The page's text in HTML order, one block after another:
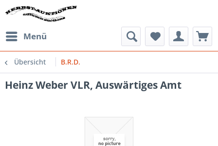
Menü
Übersicht B.R.D.
Heinz Weber VLR, Auswärtiges Amt